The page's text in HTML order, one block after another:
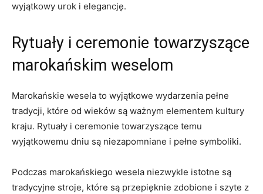
wyjątkowy urok i elegancję.
Rytuały i ceremonie towarzyszące
⁢marokańskim ⁣weselom
Marokańskie wesela to wyjątkowe wydarzenia pełne
tradycji, które od wieków są ‌ważnym elementem kultury
kraju. ​Rytuały ⁣i ceremonie towarzyszące‌ temu
wyjątkowemu ​dniu są ⁣niezapomniane ‌i ‌pełne symboliki.
Podczas marokańskiego wesela⁣ niezwykle istotne są
tradycyjne stroje, które są przepięknie zdobione i‌ szyte z